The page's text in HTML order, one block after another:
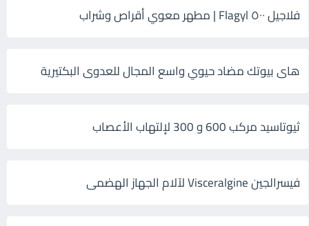
فلاجيل ٥٠٠ Flagyl | مطهر معوي أقراص وشراب
هاى بيوتك مضاد حيوي واسع المجال للعدوى البكتيرية
ثيوتاسيد مركب 600 و 300 لإلتهاب الأعصاب
فيسرالجين Visceralgine لآلام الجهاز الهضمى